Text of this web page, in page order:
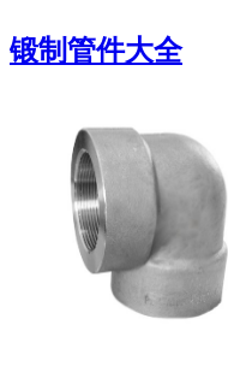
锻制管件大全